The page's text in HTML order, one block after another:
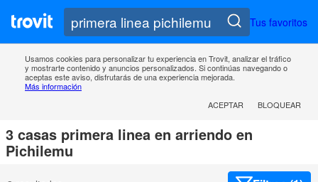
Tus favoritos
Usamos cookies para personalizar tu experiencia en Trovit, analizar el tráfico
y mostrarte contenido y anuncios personalizados. Si continúas navegando o
aceptas este aviso, disfrutarás de una experiencia mejorada.
Más información
ACEPTAR
BLOQUEAR
3 casas primera linea en arriendo en
Pichilemu